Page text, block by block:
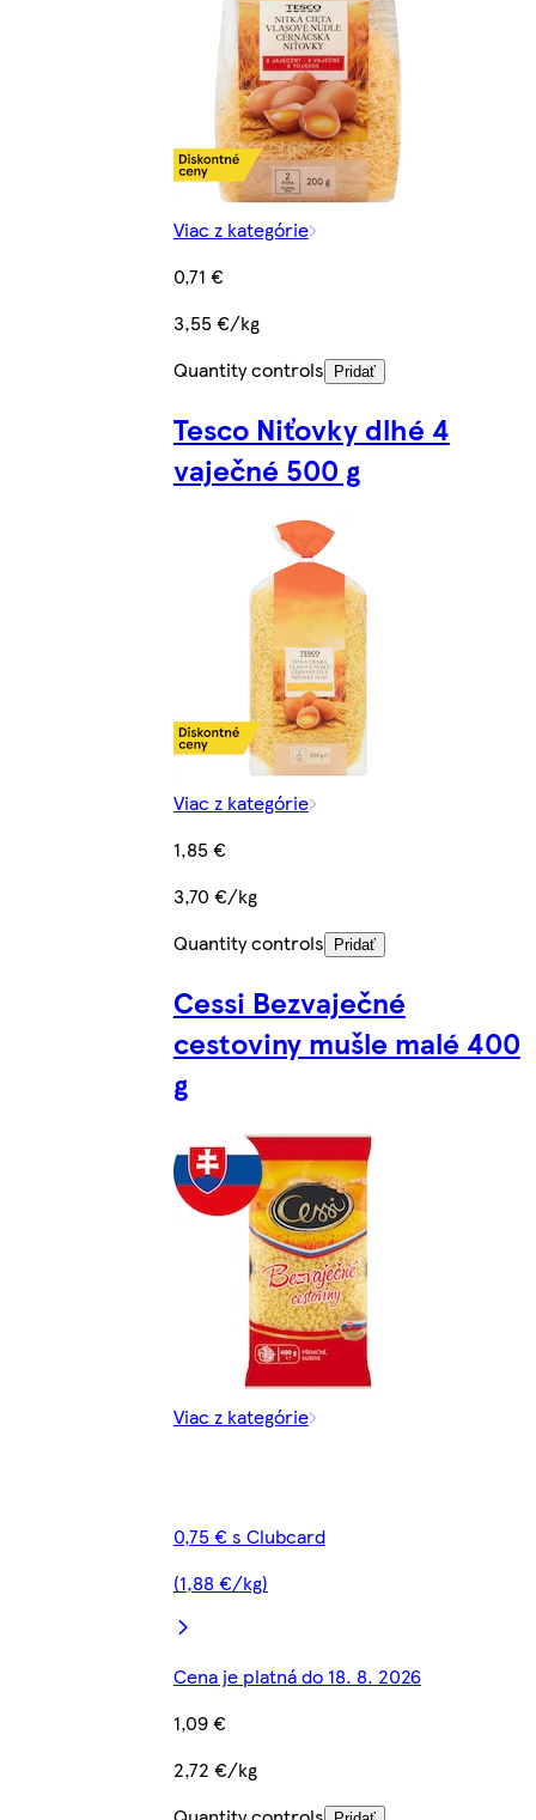
Viac z kategórie
0,71 €
3,55 €/kg
Quantity controls
Pridať
Tesco Niťovky dlhé 4
vaječné 500 g
Viac z kategórie
1,85 €
3,70 €/kg
Quantity controls
Pridať
Cessi Bezvaječné
cestoviny mušle malé 400
g
Viac z kategórie
0,75 € s Clubcard
(1,88 €/kg)
Cena je platná do 18. 8. 2026
1,09 €
2,72 €/kg